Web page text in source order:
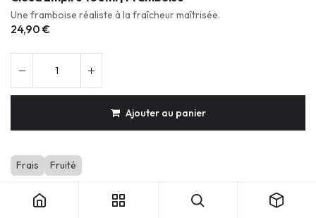
Une framboise réaliste à la fraîcheur maîtrisée.
24,90 €
Ajouter au panier
Frais Fruité
Produits durables & réparables